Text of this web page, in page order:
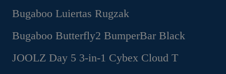
€1,299.00.
€1,169.00.
Oorspronkelijke
prijs
was:
Huidige
prijs
is:
Bugaboo Luiertas Rugzak
Oorspronkelijke
prijs
was:
Huidige
prijs
is:
Bugaboo Butterfly2 BumperBar Black
Oorspronkelijke
Huidige
JOOLZ Day 5 3-in-1 Cybex Cloud T